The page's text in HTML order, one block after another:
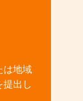
は地域
出し